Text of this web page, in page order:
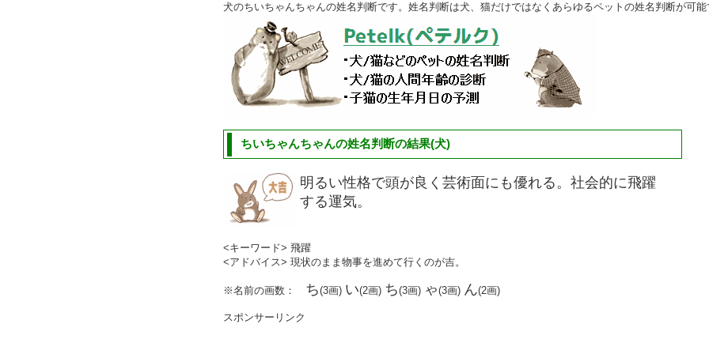
犬のちいちゃんちゃんの姓名判断です。姓名判断は犬、猫だけではなくあらゆるペットの姓名判断が可能
ちいちゃんちゃんの姓名判断の結果(犬)
明るい性格で頭が良く芸術面にも優れる。社会的に飛躍
する運気。
<キーワード> 飛躍
<アドバイス> 現状のまま物事を進めて行くのが吉。
※名前の画数： ち(3画) い(2画) ち(3画) ゃ(3画) ん(2画)
スポンサーリンク